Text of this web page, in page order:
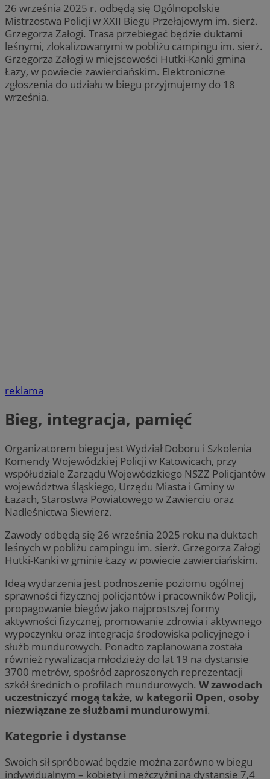
26 września 2025 r. odbędą się Ogólnopolskie
Mistrzostwa Policji w XXII Biegu Przełajowym im. sierż.
Grzegorza Załogi. Trasa przebiegać będzie duktami
leśnymi, zlokalizowanymi w pobliżu campingu im. sierż.
Grzegorza Załogi w miejscowości Hutki-Kanki gmina
Łazy, w powiecie zawierciańskim. Elektroniczne
zgłoszenia do udziału w biegu przyjmujemy do 18
września.
reklama
Bieg, integracja, pamięć
Organizatorem biegu jest Wydział Doboru i Szkolenia
Komendy Wojewódzkiej Policji w Katowicach, przy
współudziale Zarządu Wojewódzkiego NSZZ Policjantów
województwa śląskiego, Urzędu Miasta i Gminy w
Łazach, Starostwa Powiatowego w Zawierciu oraz
Nadleśnictwa Siewierz.
Zawody odbędą się 26 września 2025 roku na duktach
leśnych w pobliżu campingu im. sierż. Grzegorza Załogi
Hutki-Kanki w gminie Łazy w powiecie zawierciańskim.
Ideą wydarzenia jest podnoszenie poziomu ogólnej
sprawności fizycznej policjantów i pracowników Policji,
propagowanie biegów jako najprostszej formy
aktywności fizycznej, promowanie zdrowia i aktywnego
wypoczynku oraz integracja środowiska policyjnego i
służb mundurowych. Ponadto zaplanowana została
również rywalizacja młodzieży do lat 19 na dystansie
3700 metrów, spośród zaproszonych reprezentacji
szkół średnich o profilach mundurowych. W zawodach
uczestniczyć mogą także, w kategorii Open, osoby
niezwiązane ze służbami mundurowymi.
Kategorie i dystanse
Swoich sił spróbować będzie można zarówno w biegu
indywidualnym – kobiety i mężczyźni na dystansie 7,4